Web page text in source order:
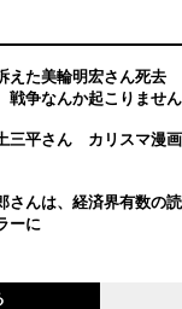
えた美輪明宏さん死去
争なんか起こりません
三平さん カリスマ漫
さんは、経済界有数の
ーに